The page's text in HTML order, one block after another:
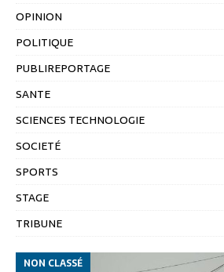
OPINION
POLITIQUE
PUBLIREPORTAGE
SANTE
SCIENCES TECHNOLOGIE
SOCIETÉ
SPORTS
STAGE
TRIBUNE
NON CLASSÉ